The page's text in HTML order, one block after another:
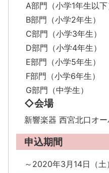
A部門（小学1年生以下
B部門（小学2年生）
C部門（小学3年生）
D部門（小学4年生）
E部門（小学5年生）
F部門（小学6年生）
G部門（中学生）
◇会場
新響楽器 西宮北口オ
申込期間
～2020年3月14日（